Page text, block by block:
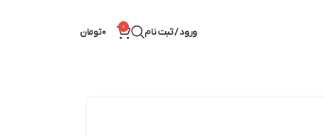
ورود / ثبت نام 0
0تومان